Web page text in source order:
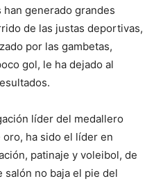
generado grandes
de las justas deportivas,
por las gambetas,
gol, le ha dejado al
líder del medallero
ha sido el líder en
patinaje y voleibol, de
salón no baja el pie del